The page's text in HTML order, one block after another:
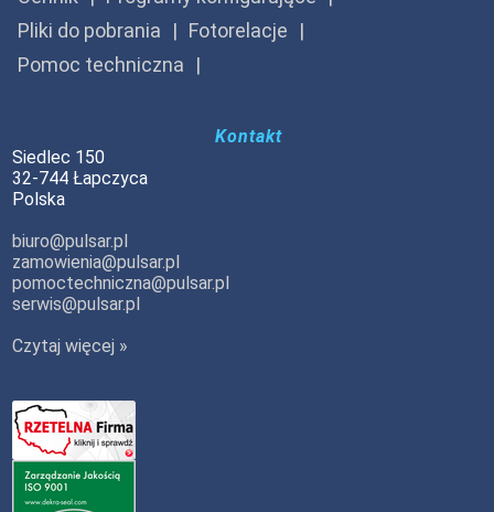
Pliki do pobrania
Fotorelacje
Pomoc techniczna
Kontakt
Siedlec 150
32-744 Łapczyca
Polska
biuro@pulsar.pl
zamowienia@pulsar.pl
pomoctechniczna@pulsar.pl
serwis@pulsar.pl
Czytaj więcej »